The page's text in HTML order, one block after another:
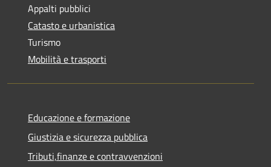
Appalti pubblici
Catasto e urbanistica
Turismo
Mobilità e trasporti
Educazione e formazione
Giustizia e sicurezza pubblica
Tributi,finanze e contravvenzioni